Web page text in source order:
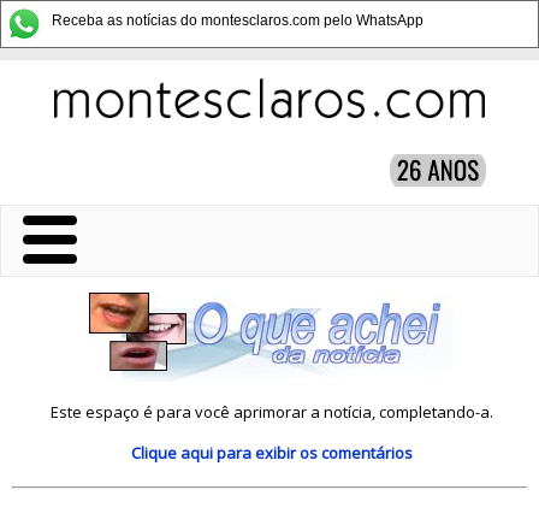
Receba as notícias do montesclaros.com pelo WhatsApp
Este espaço é para você aprimorar a notícia, completando-a.
Clique aquipara exibir os comentários